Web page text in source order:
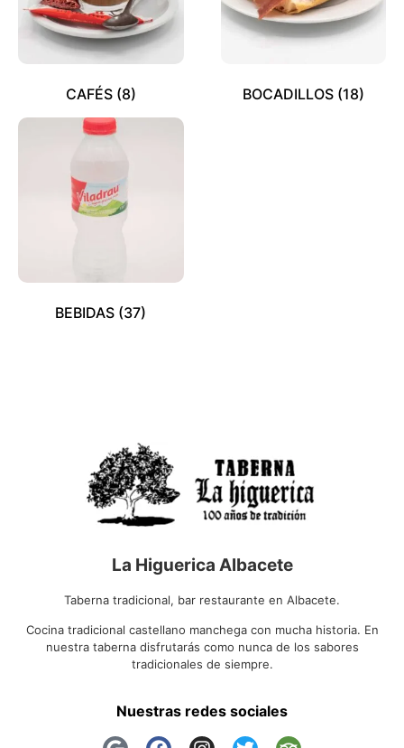
CAFÉS (8) BOCADILLOS (18)
BEBIDAS (37)
La Higuerica Albacete
Taberna tradicional, bar restaurante en Albacete.
Cocina tradicional castellano manchega con mucha historia. En
nuestra taberna disfrutarás como nunca de los sabores
tradicionales de siempre.
Nuestras redes sociales